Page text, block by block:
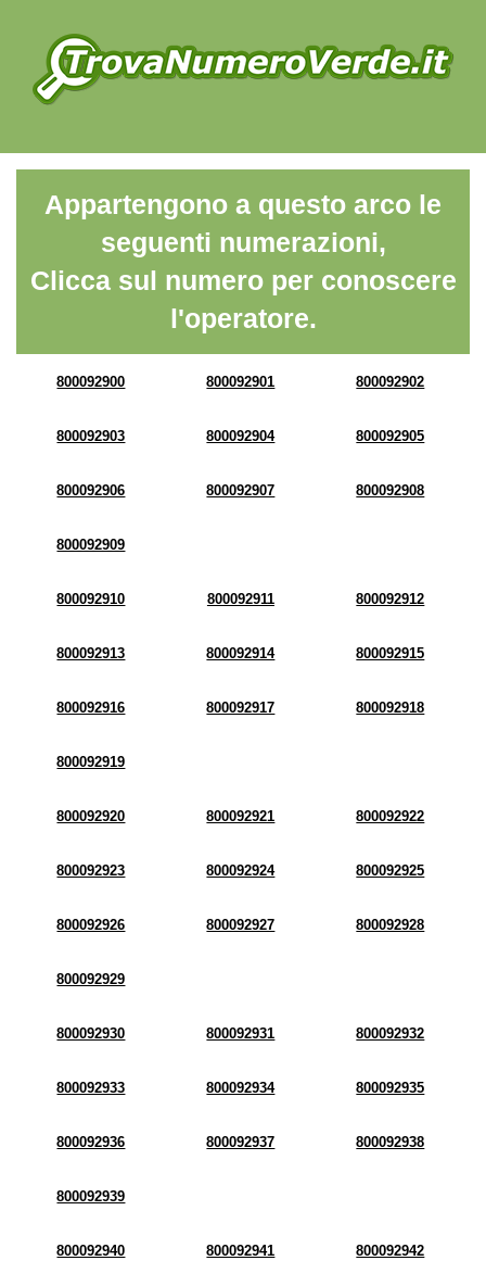
Appartengono a questo arco le
seguenti numerazioni,
Clicca sul numero per conoscere
l'operatore.
800092900 800092901 800092902
800092903 800092904 800092905
800092906 800092907 800092908
800092909
800092910 800092911 800092912
800092913 800092914 800092915
800092916 800092917 800092918
800092919
800092920 800092921 800092922
800092923 800092924 800092925
800092926 800092927 800092928
800092929
800092930 800092931 800092932
800092933 800092934 800092935
800092936 800092937 800092938
800092939
800092940 800092941 800092942